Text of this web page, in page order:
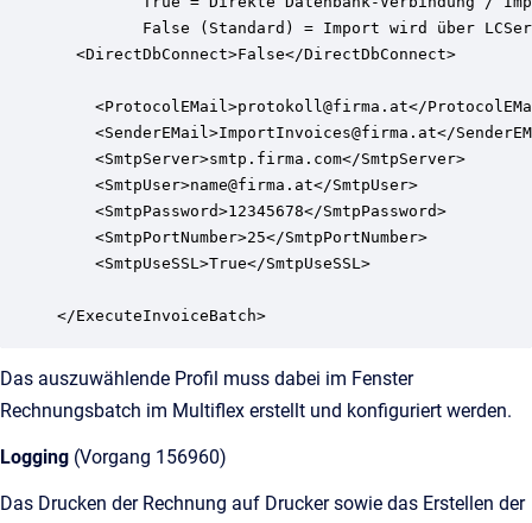
False (Standard) = Import wird über
<DirectDbConnect>False</DirectDbConnect>
<ProtocolEMail>protokoll@firma.at</
<SenderEMail>ImportInvoices@firma.at</
<SmtpServer>smtp.firma.com</SmtpServer>
<SmtpUser>name@firma.at</SmtpUser>
<SmtpPassword>12345678</SmtpPassword>
<SmtpPortNumber>25</SmtpPortNumber>
<SmtpUseSSL>True</SmtpUseSSL>
</ExecuteInvoiceBatch>
Das auszuwählende Profil muss dabei im Fenster
Rechnungsbatch im Multiflex erstellt und konfiguriert werden.
Logging (Vorgang 156960)
Das Drucken der Rechnung auf Drucker sowie das Erstellen der